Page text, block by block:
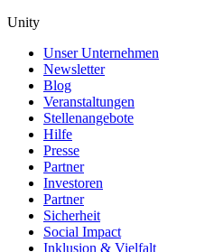
Unity
Unser Unternehmen
Newsletter
Blog
Veranstaltungen
Stellenangebote
Hilfe
Presse
Partner
Investoren
Partner
Sicherheit
Social Impact
Inklusion & Vielfalt